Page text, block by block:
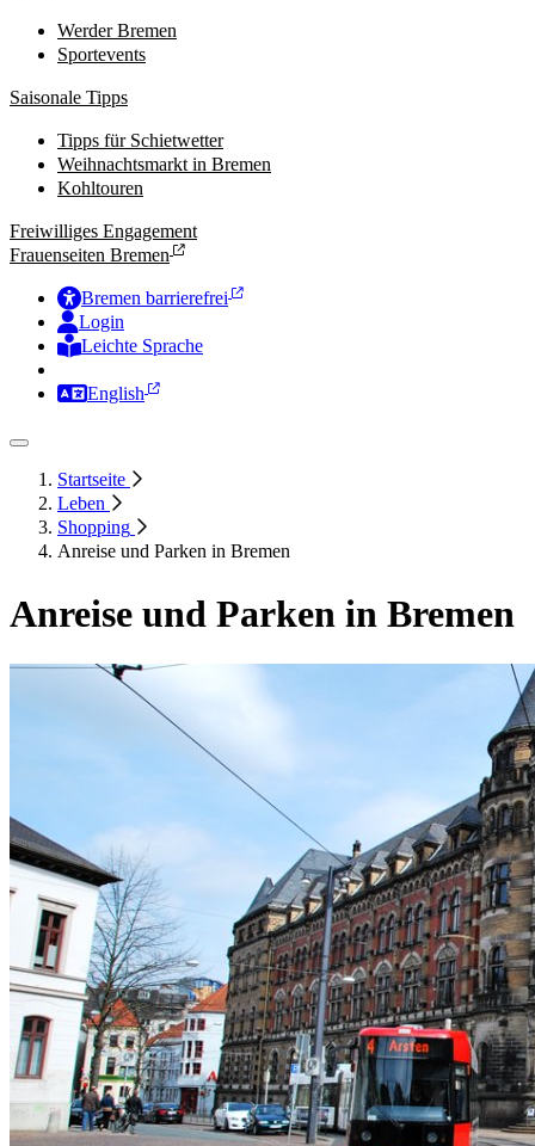
Werder Bremen
Sportevents
Saisonale Tipps
Tipps für Schietwetter
Weihnachtsmarkt in Bremen
Kohltouren
Freiwilliges Engagement
Frauenseiten Bremen
Bremen barrierefrei
Login
Leichte Sprache
English
Startseite
Leben
Shopping
Anreise und Parken in Bremen
Anreise und Parken in Bremen